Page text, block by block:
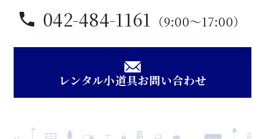
042-484-1161 （9:00〜17:00）
レンタル小道具お問い合わせ